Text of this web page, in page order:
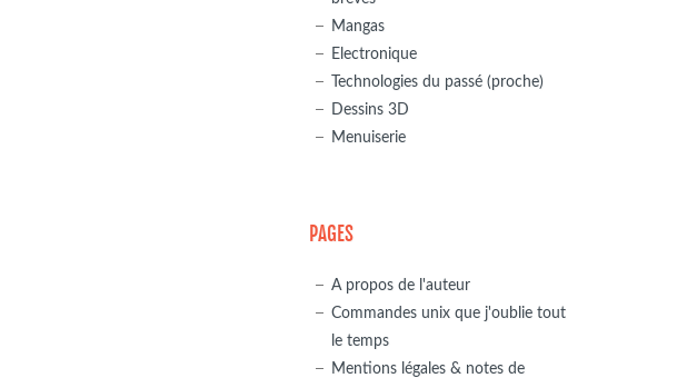
Mangas
Electronique
Technologies du passé (proche)
Dessins 3D
Menuiserie
PAGES
A propos de l'auteur
Commandes unix que j'oublie tout
le temps
Mentions légales & notes de